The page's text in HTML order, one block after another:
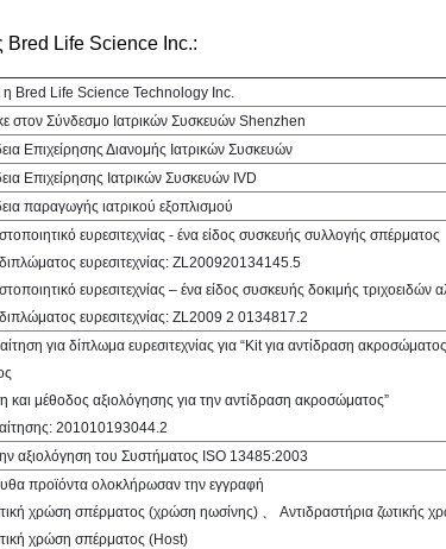
Bred Life Science Inc.:
η Bred Life Science Technology Inc.
στον Σύνδεσμο Ιατρικών Συσκευών Shenzhen
Επιχείρησης Διανομής Ιατρικών Συσκευών
Επιχείρησης Ιατρικών Συσκευών IVD
παραγωγής ιατρικού εξοπλισμού
ευρεσιτεχνίας - ένα είδος συσκευής συλλογής σπέρματος
ευρεσιτεχνίας: ZL200920134145.5
ευρεσιτεχνίας – ένα είδος συσκευής δοκιμής
ευρεσιτεχνίας: ZL2009 2 0134817.2
για δίπλωμα ευρεσιτεχνίας για “Kit για αντίδραση
και μέθοδος αξιολόγησης για την αντίδραση ακροσώματος”
201010193044.2
αξιολόγηση του Συστήματος ISO 13485:2003
προϊόντα ολοκλήρωσαν την εγγραφή
χρώση σπέρματος (χρώση ηωσίνης) 、 Αντιδραστήρια ζωτικής
χρώση σπέρματος (Host)